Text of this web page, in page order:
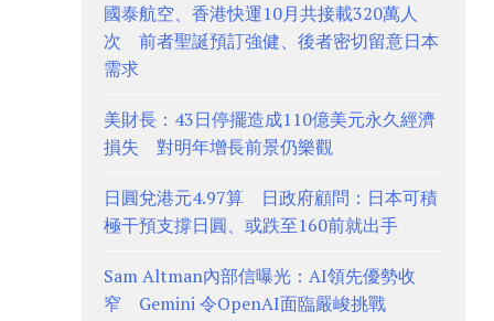
國泰航空、香港快運10月共接載320萬人
次 前者聖誕預訂強健、後者密切留意日本
需求
美財長：43日停擺造成110億美元永久經濟
損失 對明年增長前景仍樂觀
日圓兌港元4.97算 日政府顧問：日本可積
極干預支撐日圓、或跌至160前就出手
Sam Altman內部信曝光：AI領先優勢收
窄 Gemini 令OpenAI面臨嚴峻挑戰